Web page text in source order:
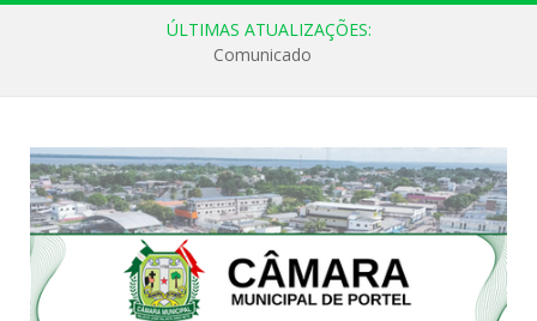
ÚLTIMAS ATUALIZAÇÕES:
Comunicado